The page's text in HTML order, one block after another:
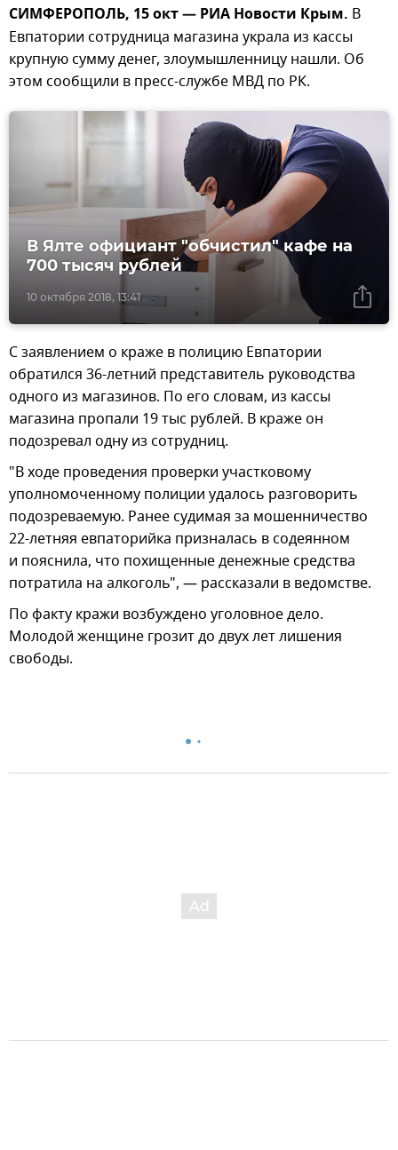
СИМФЕРОПОЛЬ, 15 окт — РИА Новости Крым. В
Евпатории сотрудница магазина украла из кассы
крупную сумму денег, злоумышленницу нашли. Об
этом сообщили в пресс-службе МВД по РК.
10 октября 2018, 13:41
В Ялте официант "обчистил" кафе на
700 тысяч рублей
С заявлением о краже в полицию Евпатории
обратился 36-летний представитель руководства
одного из магазинов. По его словам, из кассы
магазина пропали 19 тыс рублей. В краже он
подозревал одну из сотрудниц.
"В ходе проведения проверки участковому
уполномоченному полиции удалось разговорить
подозреваемую. Ранее судимая за мошенничество
22-летняя евпаторийка призналась в содеянном
и пояснила, что похищенные денежные средства
потратила на алкоголь", — рассказали в ведомстве.
По факту кражи возбуждено уголовное дело.
Молодой женщине грозит до двух лет лишения
свободы.